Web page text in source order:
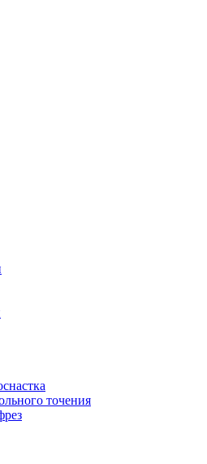
точения